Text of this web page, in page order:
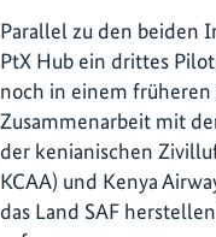
Parallel zu den beiden
PtX Hub ein drittes
noch in einem
Zusammenarbeit mit
der kenianischen
KCAA) und Kenya
das Land SAF